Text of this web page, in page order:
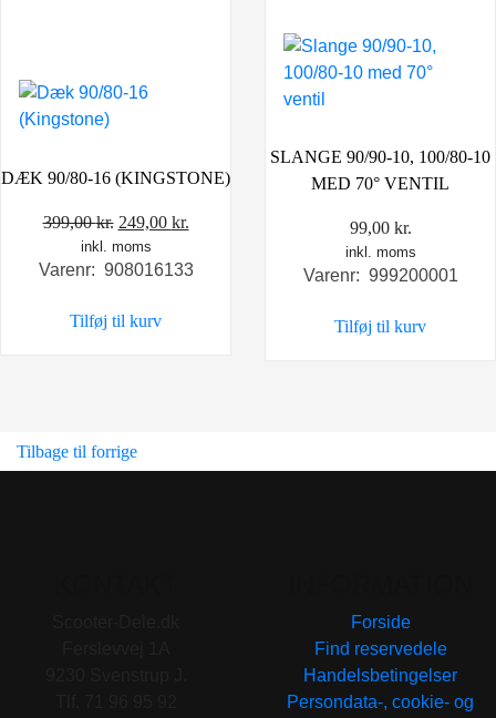
DÆK 90/80-16 (KINGSTONE)
399,00kr. Den
oprindelige
pris
399,00 kr..
249,00 kr.
pris
inkl. moms
Varenr: 908016133
Tilføj til kurv
SLANGE 90/90-10, 100/80-10
MED 70° VENTIL
99,00 kr.
inkl. moms
Varenr: 999200001
Tilføj til kurv
Tilbage til forrige
Forside
Find reservedele
Handelsbetingelser
Persondata-, cookie- og